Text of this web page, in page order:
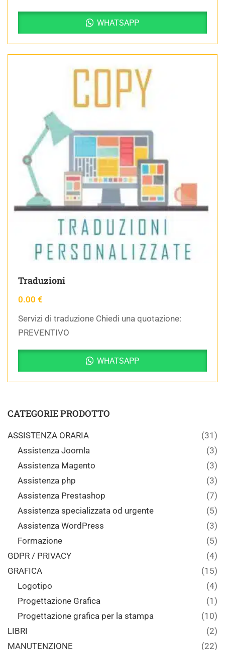
WHATSAPP
Traduzioni
0.00 €
Servizi di traduzione Chiedi una quotazione:
PREVENTIVO
WHATSAPP
CATEGORIE PRODOTTO
ASSISTENZA ORARIA
(31)
Assistenza Joomla
(3)
Assistenza Magento
(3)
Assistenza php
(3)
Assistenza Prestashop
(7)
Assistenza specializzata od urgente
(5)
Assistenza WordPress
(3)
Formazione
(5)
GDPR / PRIVACY
(4)
GRAFICA
(15)
Logotipo
(4)
Progettazione Grafica
(1)
Progettazione grafica per la stampa
(10)
LIBRI
(2)
MANUTENZIONE
(22)